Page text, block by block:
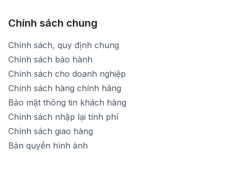
Chính sách chung
Chính sách, quy định chung
Chính sách bảo hành
Chính sách cho doanh nghiệp
Chính sách hàng chính hãng
Bảo mật thông tin khách hàng
Chính sách nhập lại tính phí
Chính sách giao hàng
Bản quyền hình ảnh